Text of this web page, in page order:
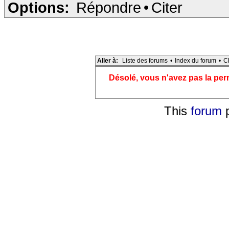
Options: Répondre • Citer
Aller à: Liste des forums • Index du forum •
Désolé, vous n'avez pas la
This forum